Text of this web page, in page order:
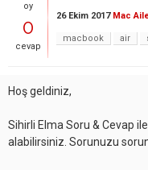
oy
0
cevap
26 Ekim 2017 Mac
macbook air
Hoş geldiniz,
Sihirli Elma Soru & Cevap
alabilirsiniz. Sorunuzu